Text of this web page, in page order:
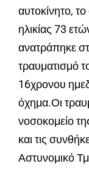
αυτοκίνητο,
ηλικίας 73
ανατράπηκε
τραυματισμό
16χρονου
όχημα.Οι
νοσοκομείο
και τις
Αστυνομικό